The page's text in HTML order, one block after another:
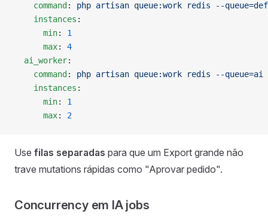
    command
: php artisan queue:work redis --
    instances
:
      min
: 1
      max
: 4
  ai_worker
:
    command
: php artisan queue:work redis --
    instances
:
      min
: 1
      max
: 2
Use filas separadas para que um Export grande não
trave mutations rápidas como "Aprovar pedido".
Concurrency em IA jobs